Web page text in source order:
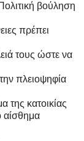
βούληση
ς πρέπει
τους ώστε να
πλειοψηφία
της κατοικίας
αίσθημα